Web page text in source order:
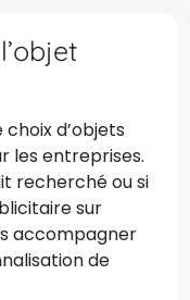
d’objets
les entreprises.
recherché ou si
sur
accompagner
de